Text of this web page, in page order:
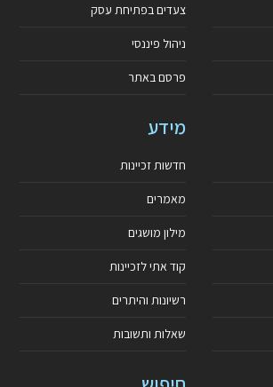
צעדים בפתיחת עסק
ניהול פיננסי
פרסם באתר
מידע
חדשות זכיינות
מאמרים
מילון מושגים
קוד אתי לזכיינות
רשיונות והיתרים
שאלות ותשובות